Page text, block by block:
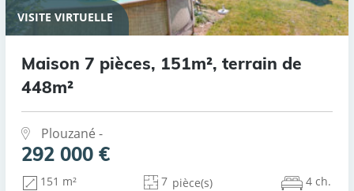
VISITE VIRTUELLE
Maison 7 pièces, 151m², terrain de
448m²
Plouzané -
292 000 €
151 m² 7 pièce(s) 4 ch.